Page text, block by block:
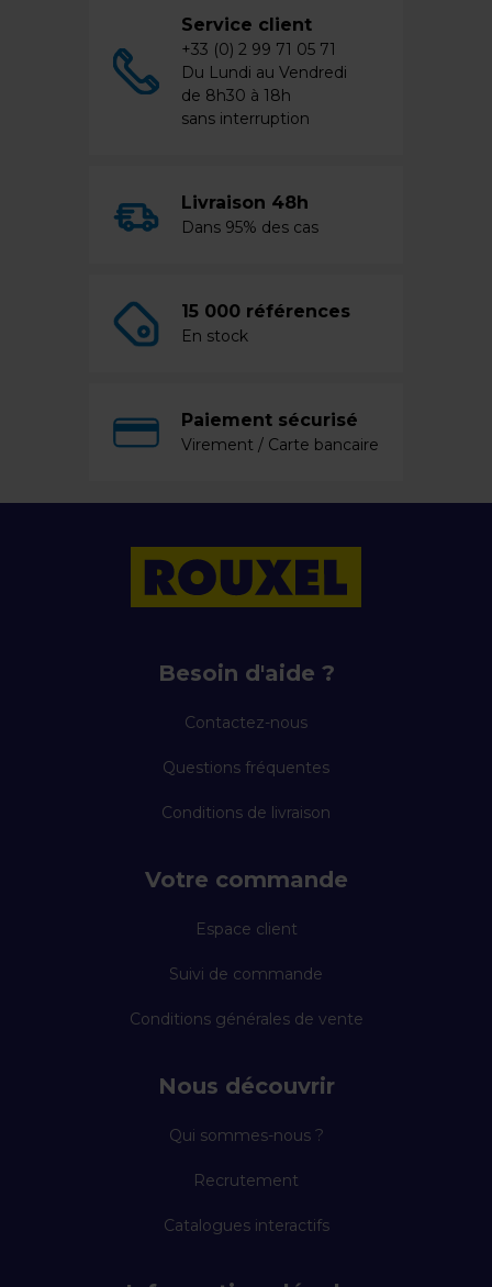
Service client
+33 (0) 2 99 71 05 71
Du Lundi au Vendredi
de 8h30 à 18h
sans interruption
Livraison 48h
Dans 95% des cas
15 000 références
En stock
Paiement sécurisé
Virement / Carte bancaire
Besoin d'aide ?
Contactez-nous
Questions fréquentes
Conditions de livraison
Votre commande
Espace client
Suivi de commande
Conditions générales de vente
Nous découvrir
Qui sommes-nous ?
Recrutement
Catalogues interactifs